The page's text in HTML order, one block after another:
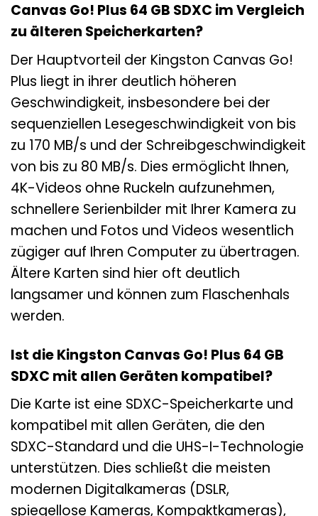
Canvas Go! Plus 64 GB SDXC im Vergleich
zu älteren Speicherkarten?
Der Hauptvorteil der Kingston Canvas Go!
Plus liegt in ihrer deutlich höheren
Geschwindigkeit, insbesondere bei der
sequenziellen Lesegeschwindigkeit von bis
zu 170 MB/s und der Schreibgeschwindigkeit
von bis zu 80 MB/s. Dies ermöglicht Ihnen,
4K-Videos ohne Ruckeln aufzunehmen,
schnellere Serienbilder mit Ihrer Kamera zu
machen und Fotos und Videos wesentlich
zügiger auf Ihren Computer zu übertragen.
Ältere Karten sind hier oft deutlich
langsamer und können zum Flaschenhals
werden.
Ist die Kingston Canvas Go! Plus 64 GB
SDXC mit allen Geräten kompatibel?
Die Karte ist eine SDXC-Speicherkarte und
kompatibel mit allen Geräten, die den
SDXC-Standard und die UHS-I-Technologie
unterstützen. Dies schließt die meisten
modernen Digitalkameras (DSLR,
spiegellose Kameras, Kompaktkameras),